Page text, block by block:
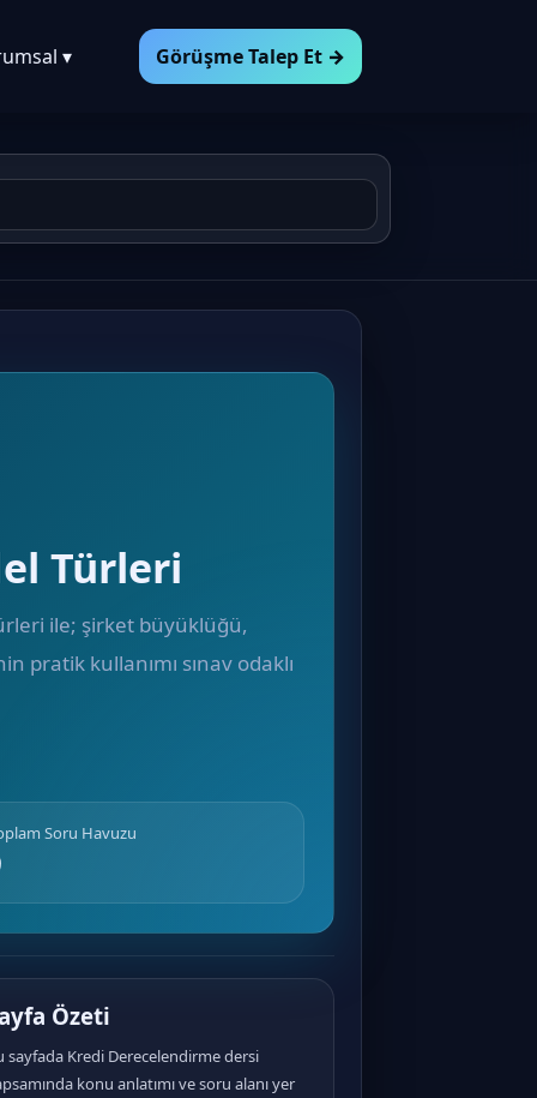
▾ Görüşme Talep Et →
Türleri
ile; şirket büyüklüğü,
pratik kullanımı sınav odaklı
Soru Havuzu
Özeti
sayfada Kredi Derecelendirme dersi
konu anlatımı ve soru alanı yer